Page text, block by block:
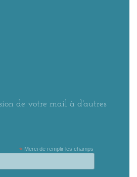
de votre mail à d'autres
* Merci de remplir les champs